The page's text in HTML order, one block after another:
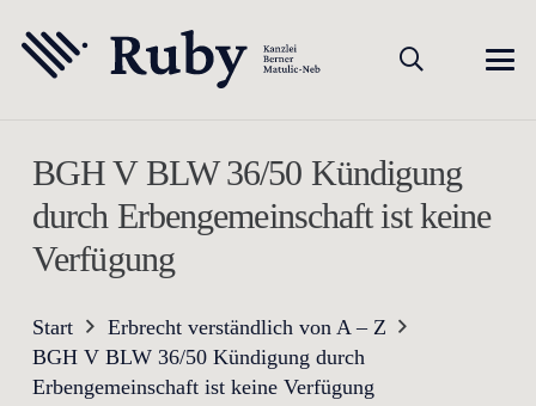
BGH V BLW 36/50 Kündigung
durch Erbengemeinschaft ist keine
Verfügung
Start
Erbrecht verständlich von A – Z
BGH V BLW 36/50 Kündigung durch
Erbengemeinschaft ist keine Verfügung